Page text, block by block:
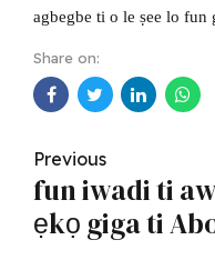
agbegbe ti o le ṣee lo fun
Share on:
Previous
fun iwadi ti
ẹkọ giga ti